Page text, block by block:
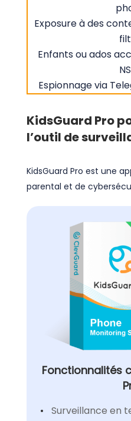
Exposure à des
Enfants ou ados
Espionnage via
KidsGuard Pro
l’outil de
KidsGuard Pro est une
parental et de
Fonctionnalités
Surveillance en